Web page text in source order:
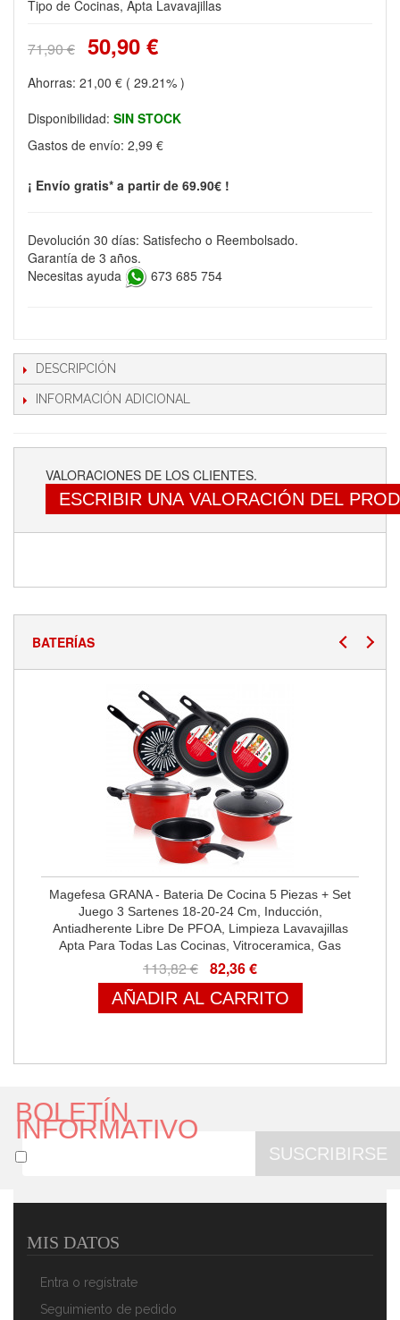
Tipo de Cocinas, Apta Lavavajillas
71,90 € 50,90 €
Ahorras: 21,00 € ( 29.21% )
Disponibilidad: SIN STOCK
Gastos de envío: 2,99 €
¡ Envío gratis* a partir de 69.90€ !
Devolución 30 días: Satisfecho o Reembolsado.
Garantía de 3 años.
Necesitas ayuda
673 685 754
DESCRIPCIÓN
INFORMACIÓN ADICIONAL
VALORACIONES DE LOS CLIENTES.
ESCRIBIR UNA VALORACIÓN DEL
BATERÍAS
Magefesa GRANA - Bateria De Cocina 5 Piezas + Set
Juego 3 Sartenes 18-20-24 Cm, Inducción,
Antiadherente Libre De PFOA, Limpieza Lavavajillas
Apta Para Todas Las Cocinas, Vitroceramica, Gas
113,82 € 82,36 €
AÑADIR AL CARRITO
Lavavajillas Apta Para Todas Las Cocinas,
Vitroceramica, Gas
BOLETÍN
INFORMATIVO
SUSCRIBIRSE
MIS DATOS
Entra o regístrate
Seguimiento de pedido